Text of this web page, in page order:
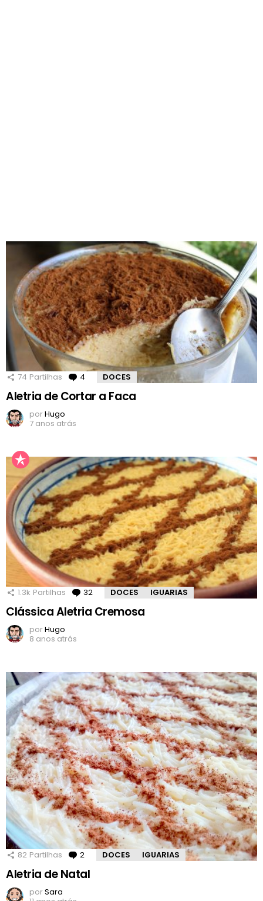
74 Partilhas 4 Comentários
DOCES
Aletria de Cortar a Faca
porHugo
7 anos atrás
1.3k Partilhas 32 Comentários
DOCES IGUARIAS
Clássica Aletria Cremosa
porHugo
8 anos atrás
82 Partilhas 2 Comentários
DOCES IGUARIAS
Aletria de Natal
porSara